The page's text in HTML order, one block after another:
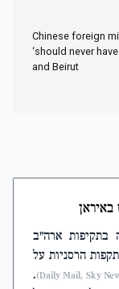
Chinese foreign
‘should never
and Beirut
בתקיפות ארה"ב
הרסניות על
.